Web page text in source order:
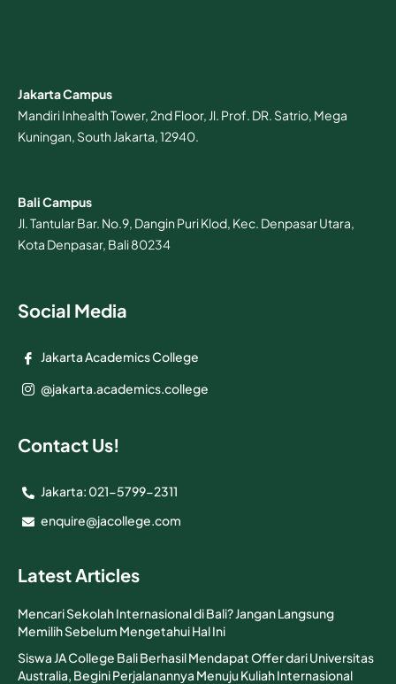
Jakarta Campus
Mandiri Inhealth Tower, 2nd Floor, Jl. Prof. DR. Satrio, Mega
Kuningan, South Jakarta, 12940.
Bali Campus
Jl. Tantular Bar. No.9, Dangin Puri Klod, Kec. Denpasar Utara,
Kota Denpasar, Bali 80234
Social Media
Jakarta Academics College
@jakarta.academics.college
Contact Us!
Jakarta: 021-5799-2311
enquire@jacollege.com
Latest Articles
Mencari Sekolah Internasional di Bali? Jangan Langsung
Memilih Sebelum Mengetahui Hal Ini
Siswa JA College Bali Berhasil Mendapat Offer dari Universitas
Australia, Begini Perjalanannya Menuju Kuliah Internasional